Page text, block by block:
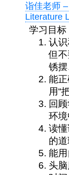
诣佳老师
Literature
学习目标
认
但不
锈摆
能
用“
回
环境
读
的道
能用
头